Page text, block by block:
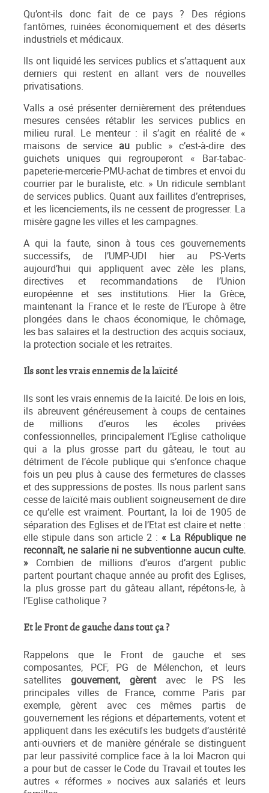
Qu’ont-ils donc fait de ce pays ? Des régions
fantômes, ruinées économiquement et des déserts
industriels et médicaux.
Ils ont liquidé les services publics et s’attaquent aux
derniers qui restent en allant vers de nouvelles
privatisations.
Valls a osé présenter dernièrement des prétendues
mesures censées rétablir les services publics en
milieu rural. Le menteur : il s’agit en réalité de «
maisons de service aupublic » c’est-à-dire des
guichets uniques qui regrouperont « Bar-tabac-
papeterie-mercerie-PMU-achat de timbres et envoi du
courrier par le buraliste, etc. » Un ridicule semblant
de services publics. Quant aux faillites d’entreprises,
et les licenciements, ils ne cessent de progresser. La
misère gagne les villes et les campagnes.
A qui la faute, sinon à tous ces gouvernements
successifs, de l’UMP-UDI hier au PS-Verts
aujourd’hui qui appliquent avec zèle les plans,
directives et recommandations de l’Union
européenne et ses institutions. Hier la Grèce,
maintenant la France et le reste de l’Europe à être
plongées dans le chaos économique, le chômage,
les bas salaires et la destruction des acquis sociaux,
la protection sociale et les retraites.
Ils sont les vrais ennemis de la laïcité
Ils sont les vrais ennemis de la laïcité. De lois en lois,
ils abreuvent généreusement à coups de centaines
de millions d’euros les écoles privées
confessionnelles, principalement l’Eglise catholique
qui a la plus grosse part du gâteau, le tout au
détriment de l’école publique qui s’enfonce chaque
fois un peu plus à cause des fermetures de classes
et des suppressions de postes. Ils nous parlent sans
cesse de laïcité mais oublient soigneusement de dire
ce qu’elle est vraiment. Pourtant, la loi de 1905 de
séparation des Eglises et de l’Etat est claire et nette :
elle stipule dans son article 2 : « La République ne
reconnaît, ne salarie ni ne subventionne aucun culte.
» Combien de millions d’euros d’argent public
partent pourtant chaque année au profit des Eglises,
la plus grosse part du gâteau allant, répétons-le, à
l’Eglise catholique ?
Et le Front de gauche dans tout ça ?
Rappelons que le Front de gauche et ses
composantes, PCF, PG de Mélenchon, et leurs
satellites gouvernent, gèrentavec le PS les
principales villes de France, comme Paris par
exemple, gèrent avec ces mêmes partis de
gouvernement les régions et départements, votent et
appliquent dans les exécutifs les budgets d’austérité
anti-ouvriers et de manière générale se distinguent
par leur passivité complice face à la loi Macron qui
a pour but de casser le Code du Travail et toutes les
autres « réformes » nocives aux salariés et leurs